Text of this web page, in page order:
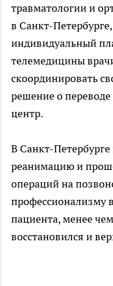
травматологии и
в Санкт-
индивидуальный
телемедицины
скоординировать
решение о
центр.
В Санкт-
реанимацию и
операций на
профессионализму
пациента, менее
восстановился и